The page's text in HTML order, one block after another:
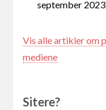
september
Vis alle artikler om
mediene
Sitere?